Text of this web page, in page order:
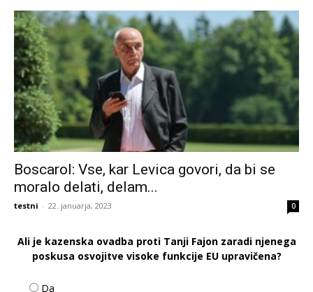
Boscarol: Vse, kar Levica govori, da bi se
moralo delati, delam...
testni - 22. januarja, 2023 0
Ali je kazenska ovadba proti Tanji Fajon zaradi njenega
poskusa osvojitve visoke funkcije EU upravičena?
Da